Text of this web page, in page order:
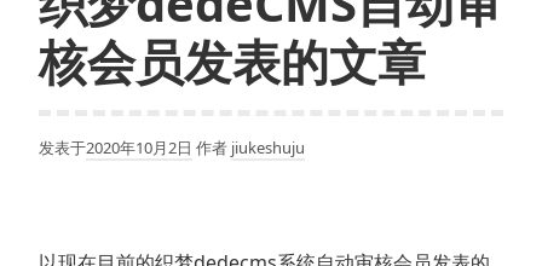
核会员发表的文章
发表于2020年10月2日 作者 jiukeshuju